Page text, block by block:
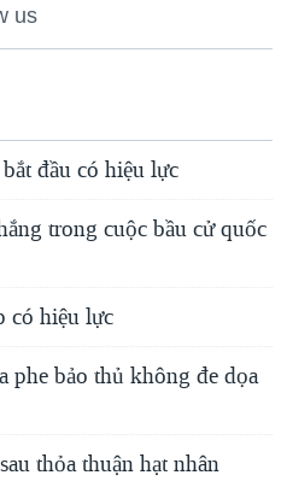
us
đầu có hiệu lực
trong cuộc bầu cử quốc
có hiệu lực
phe bảo thủ không đe dọa
thỏa thuận hạt nhân